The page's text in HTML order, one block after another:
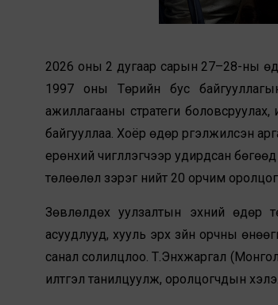
2026 оны 2 дугаар сарын 27–28-ны
1997 оны Төрийн бус
ажиллагааны стратеги
байгууллаа. Хоёр өдөр үргэлжилсэн
ерөнхий чиглүүлэгчээр удирдсан
төлөөлөл зэрэг нийт 20 орчим
Зөвлөлдөх уулзалтын эхний өдөр
асуудлууд, хууль эрх зүйн орчны
санал солилцлоо. Т.Энхжаргал
илтгэл танилцуулж, оролцогчдын